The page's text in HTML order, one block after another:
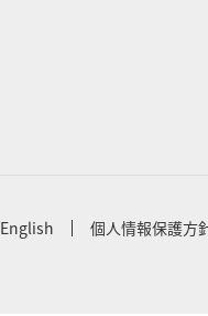
English 個人情報保護方